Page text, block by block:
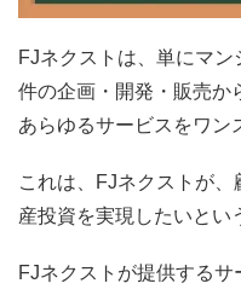
FJネクストは、単にマ
件の企画・開発・販売か
あらゆるサービスをワン
これは、FJネクストが
産投資を実現したいとい
FJネクストが提供する